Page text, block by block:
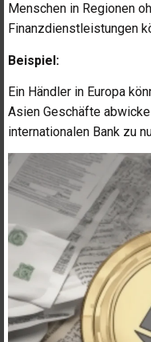
Menschen in Regionen
Finanzdienstleistungen
Beispiel:
Ein Händler in Europa
Asien Geschäfte
internationalen Bank zu